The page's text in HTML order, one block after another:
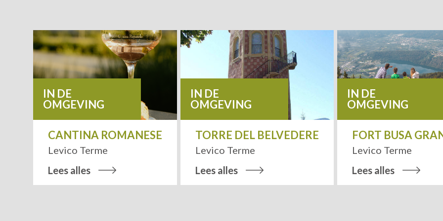
IN DE
OMGEVING
CANTINA ROMANESE
Levico Terme
Lees alles
IN DE
OMGEVING
TORRE DEL BELVEDERE
Levico Terme
Lees alles
IN DE
OMGEVING
FORT BUSA
Levico Terme
Lees alles